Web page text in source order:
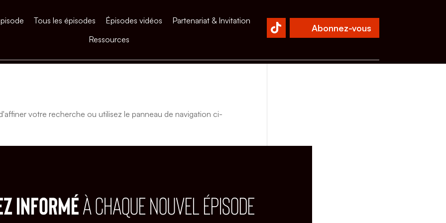
Tous les épisodes Épisodes vidéos
Partenariat & Invitation
Ressources
Abonnez-vous
votre recherche ou utilisez le panneau de navigation ci-
INFORMÉÀ CHAQUE NOUVEL ÉPISODE